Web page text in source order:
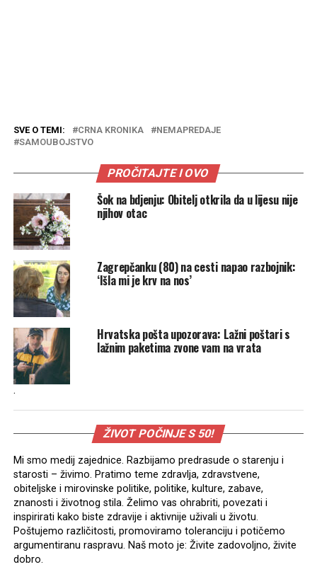
SVE O TEMI: CRNA KRONIKA
NEMAPREDAJE
SAMOUBOJSTVO
PROČITAJTE I OVO
Šok na bdjenju: Obitelj otkrila da u lijesu nije
njihov otac
Zagrepčanku (80) na cesti napao razbojnik:
‘Išla mi je krv na nos’
Hrvatska pošta upozorava: Lažni poštari s
lažnim paketima zvone vam na vrata
.
ŽIVOT POČINJE S 50!
Mi smo medij zajednice. Razbijamo predrasude o starenju i
starosti – živimo. Pratimo teme zdravlja, zdravstvene,
obiteljske i mirovinske politike, politike, kulture, zabave,
znanosti i životnog stila. Želimo vas ohrabriti, povezati i
inspirirati kako biste zdravije i aktivnije uživali u životu.
Poštujemo različitosti, promoviramo toleranciju i potičemo
argumentiranu raspravu. Naš moto je: Živite zadovoljno, živite
dobro.